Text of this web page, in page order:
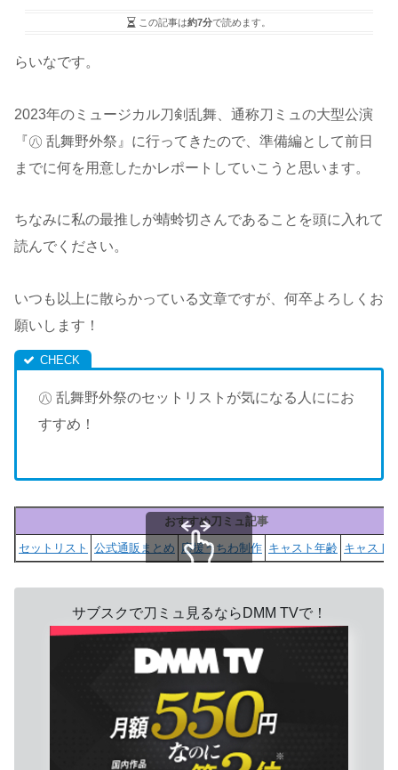
この記事は約7分で読めます。
らいなです。
2023年のミュージカル刀剣乱舞、通称刀ミュの大型公演
『㊇ 乱舞野外祭』に行ってきたので、準備編として前日
までに何を用意したかレポートしていこうと思います。
ちなみに私の最推しが蜻蛉切さんであることを頭に入れて
読んでください。
いつも以上に散らかっている文章ですが、何卒よろしくお
願いします！
㊇ 乱舞野外祭のセットリストが気になる人ににお
すすめ！
おすすめ刀ミュ記事
セットリスト
公式通販まとめ 応援うちわ制作 キャスト年齢 キャスト
サブスクで刀ミュ見るならDMM TVで！